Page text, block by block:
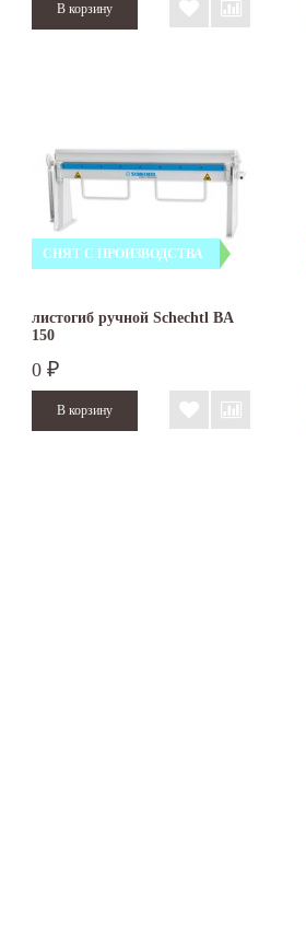
СНЯТ С ПРОИЗВОДСТВА
листогиб ручной Schechtl BA
150
0 ₽